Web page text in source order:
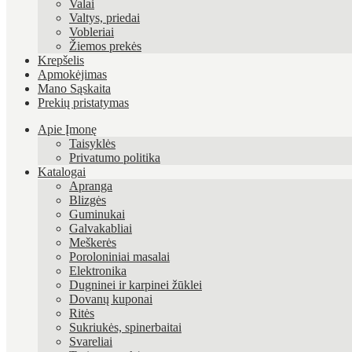
Valai
Valtys, priedai
Vobleriai
Žiemos prekės
Krepšelis
Apmokėjimas
Mano Sąskaita
Prekių pristatymas
Apie Įmonę
Taisyklės
Privatumo politika
Katalogai
Apranga
Blizgės
Guminukai
Galvakabliai
Meškerės
Poroloniniai masalai
Elektronika
Dugninei ir karpinei žūklei
Dovanų kuponai
Ritės
Sukriukės, spinerbaitai
Svareliai